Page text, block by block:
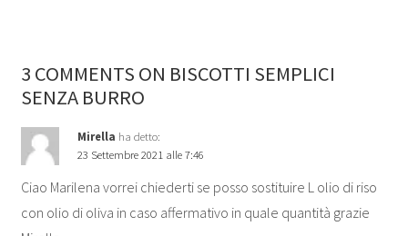
3 COMMENTS ON BISCOTTI SEMPLICI
SENZA BURRO
Mirella ha detto:
23 Settembre 2021 alle 7:46
Ciao Marilena vorrei chiederti se posso sostituire L olio di riso
con olio di oliva in caso affermativo in quale quantità grazie